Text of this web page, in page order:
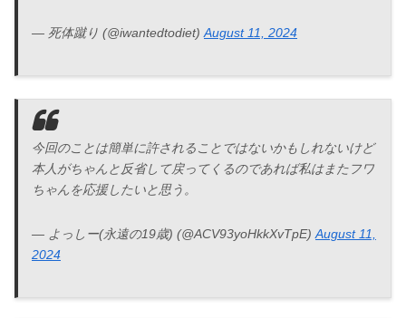
— 死体蹴り (@iwantedtodiet) August 11, 2024
今回のことは簡単に許されることではないかもしれないけど
本人がちゃんと反省して戻ってくるのであれば私はまたフワ
ちゃんを応援したいと思う。
— よっしー(永遠の19歳) (@ACV93yoHkkXvTpE) August 11,
2024